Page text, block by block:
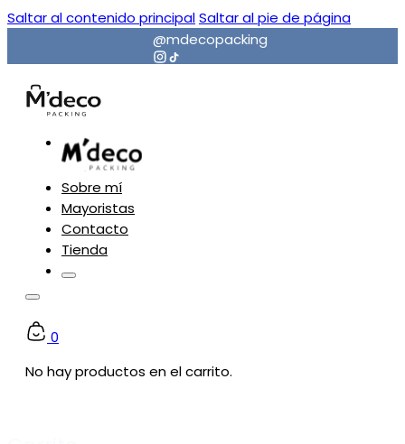
Saltar al contenido principalSaltar al pie de página
@mdecopacking
Sobre mí
Mayoristas
Contacto
Tienda
0
No hay productos en el carrito.